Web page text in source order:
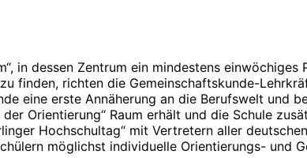
in dessen Zentrum ein mindestens
finden, richten die Gemeinschaftskunde-
eine erste Annäherung an die Berufswelt und
Orientierung“ Raum erhält und die Schule
Hochschultag“ mit Vertretern aller
möglichst individuelle Orientierungs- und